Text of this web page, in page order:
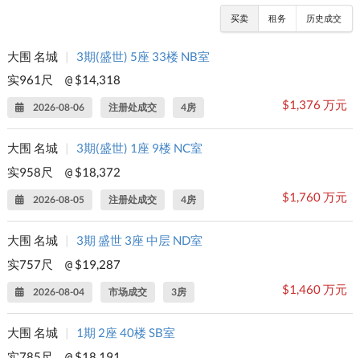
买卖 租务 历史成交
大围 名城 |
3期(盛世) 5座 33楼 NB室
实961尺
@ $14,318
2026-08-06 注册处成交 4房 $1,376 万元
大围 名城
3期(盛世) 1座 9楼 NC室
实958尺
@ $18,372
2026-08-05 注册处成交 4房 $1,760 万元
大围 名城
3期 盛世 3座 中层 ND室
实757尺
@ $19,287
2026-08-04 市场成交 3房 $1,460 万元
大围 名城
1期 2座 40楼 SB室